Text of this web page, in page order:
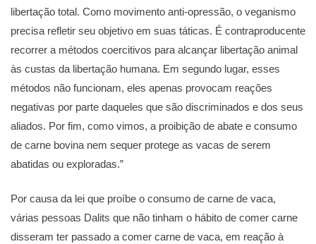
libertação total. Como movimento anti-opressão, o veganismo
precisa refletir seu objetivo em suas táticas. É contraproducente
recorrer a métodos coercitivos para alcançar libertação animal
às custas da libertação humana. Em segundo lugar, esses
métodos não funcionam, eles apenas provocam reações
negativas por parte daqueles que são discriminados e dos seus
aliados. Por fim, como vimos, a proibição de abate e consumo
de carne bovina nem sequer protege as vacas de serem
abatidas ou exploradas.”
Por causa da lei que proíbe o consumo de carne de vaca,
várias pessoas Dalits que não tinham o hábito de comer carne
disseram ter passado a comer carne de vaca, em reação à